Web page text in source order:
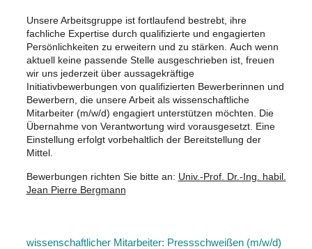
Unsere Arbeitsgruppe ist fortlaufend bestrebt, ihre
fachliche Expertise durch qualifizierte und engagierten
Persönlichkeiten zu erweitern und zu stärken. Auch wenn
aktuell keine passende Stelle ausgeschrieben ist, freuen
wir uns jederzeit über aussagekräftige
Initiativbewerbungen von qualifizierten Bewerberinnen und
Bewerbern, die unsere Arbeit als wissenschaftliche
Mitarbeiter (m/w/d) engagiert unterstützen möchten. Die
Übernahme von Verantwortung wird vorausgesetzt. Eine
Einstellung erfolgt vorbehaltlich der Bereitstellung der
Mittel.
Bewerbungen richten Sie bitte an: Univ.-Prof. Dr.-Ing. habil.
Jean Pierre Bergmann
wissenschaftlicher Mitarbeiter: Pressschweißen (m/w/d)